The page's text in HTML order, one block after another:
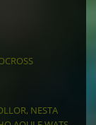
NESTA